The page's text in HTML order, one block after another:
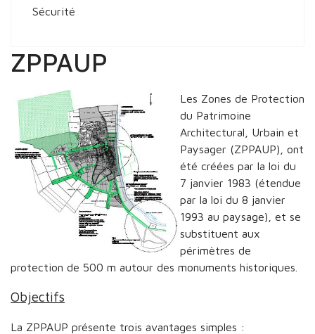
Sécurité
ZPPAUP
Les Zones de Protection
du Patrimoine
Architectural, Urbain et
Paysager (ZPPAUP), ont
été créées par la loi du
7 janvier 1983 (étendue
par la loi du 8 janvier
1993 au paysage), et se
substituent aux
périmètres de
protection de 500 m autour des monuments historiques.
Objectifs
La ZPPAUP présente trois avantages simples :